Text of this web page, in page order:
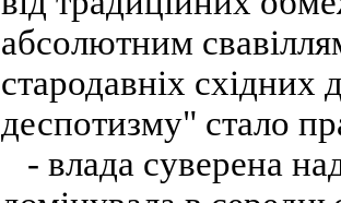
абсолютним
стародавніх східних
деспотизму" стало
- влада суверена